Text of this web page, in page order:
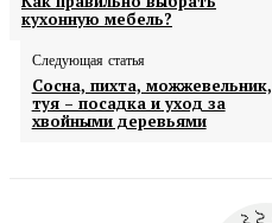
кухонную мебель?
Следующая статья
Сосна, пихта, можжевельник,
туя – посадка и уход за
хвойными деревьями